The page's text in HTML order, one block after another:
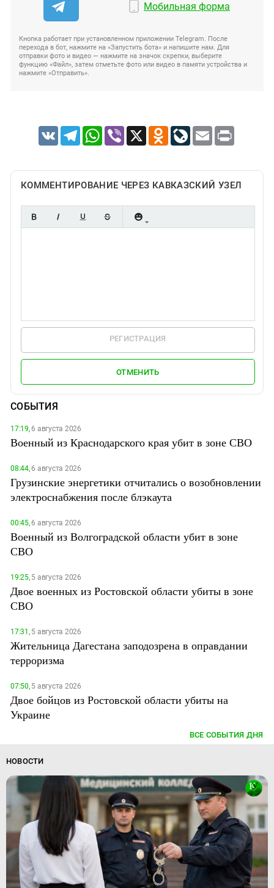
Мобильная форма
Кнопка работает при установленном приложении Telegram. После
перехода в бот, нажмите на «Запустить бота» и напишите нам. Для
отправки фото и видео — нажмите на значок скрепки, выберите
функцию «Файл», затем отметьте фото или видео в памяти устройства и
нажмите «Отправить».
VK TelegramWhatsApp
Viber X Odnoklassniki
LiveJournal
Email Print
КОММЕНТИРОВАНИЕ ЧЕРЕЗ КАВКАЗСКИЙ УЗЕЛ
РЕГИСТРАЦИЯ
ОТМЕНИТЬ
СОБЫТИЯ
17:19,6 августа 2026
Военный из Краснодарского края убит в зоне СВО
08:44,6 августа 2026
Грузинские энергетики отчитались о возобновлении
электроснабжения после блэкаута
00:45,6 августа 2026
Военный из Волгоградской области убит в зоне
СВО
19:25,5 августа 2026
Двое военных из Ростовской области убиты в зоне
СВО
17:31,5 августа 2026
Жительница Дагестана заподозрена в оправдании
терроризма
07:50,5 августа 2026
Двое бойцов из Ростовской области убиты на
Украине
ВСЕ СОБЫТИЯ ДНЯ
НОВОСТИ